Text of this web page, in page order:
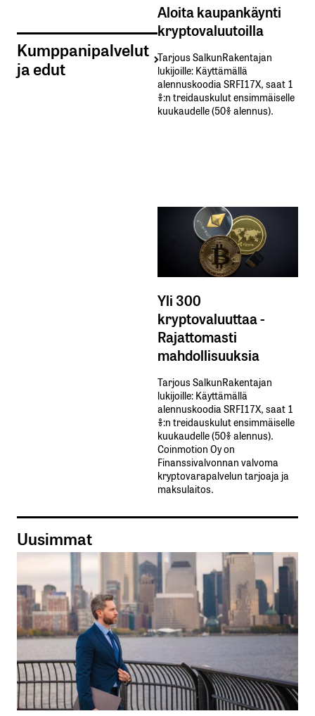
Kumppanipalvelut
ja edut
Aloita kaupankäynti
kryptovaluutoilla
Tarjous SalkunRakentajan
lukijoille: Käyttämällä​ ​
alennuskoodia​ ​SRFI17X,​ ​saat​ ​1
%:n treidauskulut​ ​ensimmäiselle​ ​
kuukaudelle​ ​(50%​ ​alennus).
Yli 300
kryptovaluuttaa -
Rajattomasti
mahdollisuuksia
Tarjous SalkunRakentajan
lukijoille: Käyttämällä​ ​
alennuskoodia​ ​SRFI17X,​ ​saat​ ​1
%:n treidauskulut​ ​ensimmäiselle​ ​
kuukaudelle​ ​(50%​ ​alennus).
Coinmotion Oy on
Finanssivalvonnan valvoma
kryptovarapalvelun tarjoaja ja
maksulaitos.
Uusimmat